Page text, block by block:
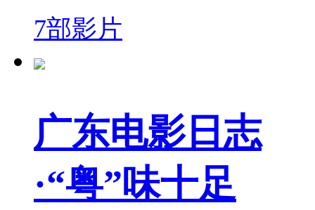
7部影片
广东电影日志
·“粤”味十足